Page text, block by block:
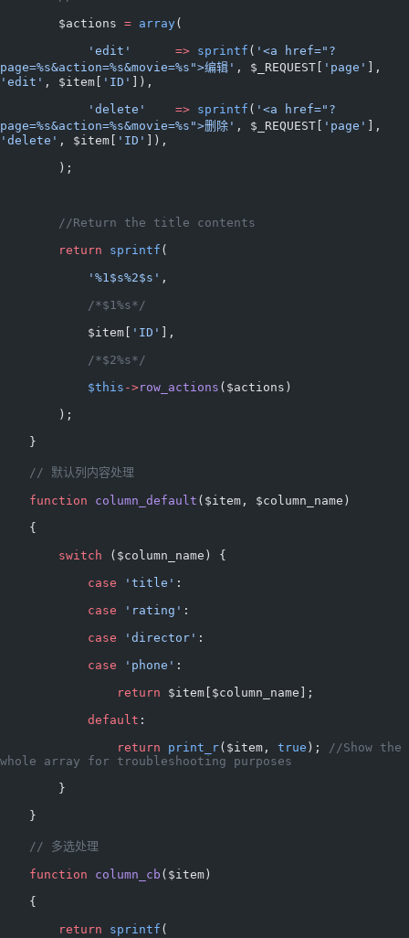
        $actions
= array(
            'edit'
      =>
sprintf ( '<a href="?
page=%s&action=%s&movie=%s">编辑' , $_REQUEST[ 'page'
'edit' , $item[ 'ID'
]),
            'delete'
    =>
sprintf ( '<a href="?
page=%s&action=%s&movie=%s">删除' , $_REQUEST[ 'page'
'delete' , $item[ 'ID'
]),
        );
        //Return the title contents
        return
sprintf (
            '%1$s%2$s'
,
            /*$1%s*/
            $item[
'ID'
],
            /*$2%s*/
            $this
->row_actions ($actions)
        );
    }
    // 默认列内容处理
    function
column_default ($item, $column_name)
    {
        switch
($column_name) {
            case
'title' :
            case
'rating' :
            case
'director' :
            case
'phone' :
                return
$item[$column_name];
            default
:
                return
print_r($item, true );
//Show the
whole array for troubleshooting purposes
        }
    }
    // 多选处理
    function
column_cb ($item)
    {
        return
sprintf (